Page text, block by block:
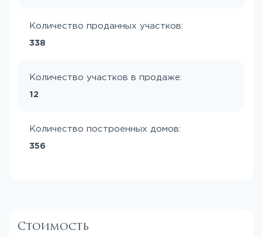
Количество проданных участков:
338
Количество участков в продаже:
12
Количество построенных домов:
356
Стоимость